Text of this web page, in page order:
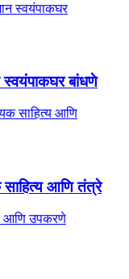
स्वयंपाकघर बांधणे
आणि तंत्रे